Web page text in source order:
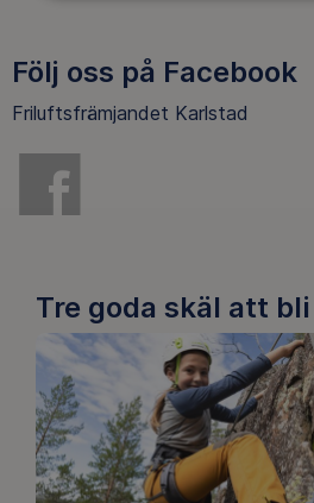
Följ oss på Facebook
Friluftsfrämjandet Karlstad
Tre goda skäl att